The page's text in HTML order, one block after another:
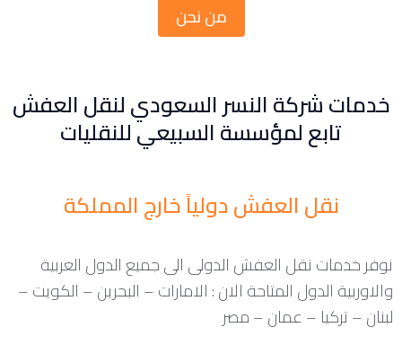
من نحن
خدمات شركة النسر السعودي لنقل العفش
تابع لمؤسسة السبيعي للنقليات
نقل العفش دولياً خارج المملكة
نوفر خدمات نقل العفش الدولى الى جميع الدول العربية
والاوربية الدول المتاحة الان : الامارات – البحرين – الكويت –
لبنان – تركيا – عمان – مصر